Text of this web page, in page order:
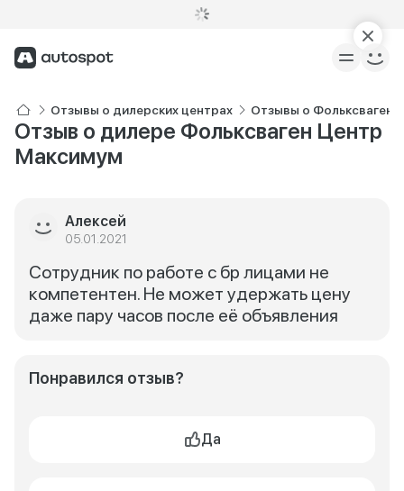
Отзывы о дилерских центрах Отзывы о Фольксваген
Отзыв о дилере Фольксваген Центр
Максимум
Алексей
05.01.2021
Сотрудник по работе с бр лицами не
компетентен. Не может удержать цену
даже пару часов после её объявления
Понравился отзыв?
Да